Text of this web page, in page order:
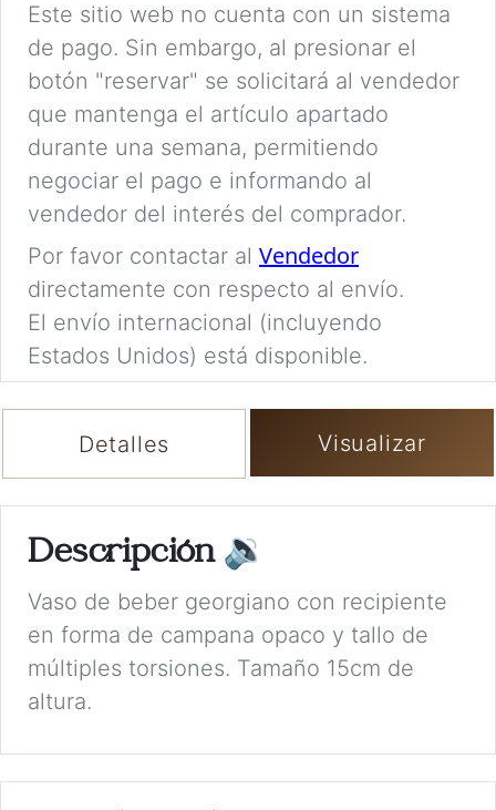
Este sitio web no cuenta con un sistema
de pago. Sin embargo, al presionar el
botón "reservar" se solicitará al vendedor
que mantenga el artículo apartado
durante una semana, permitiendo
negociar el pago e informando al
vendedor del interés del comprador.
Por favor contactar al Vendedor
directamente con respecto al envío.
El envío internacional (incluyendo
Estados Unidos) está disponible.
Detalles Visualizar
Descripción 🔉
Vaso de beber georgiano con recipiente
en forma de campana opaco y tallo de
múltiples torsiones. Tamaño 15cm de
altura.